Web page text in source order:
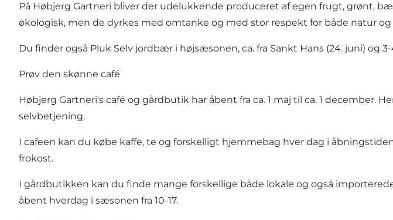
På Høbjerg Gartneri bliver der udelukkende produceret af egen frugt, grønt,
økologisk, men de dyrkes med omtanke og med stor respekt for både natur og
Du finder også Pluk Selv jordbær i højsæsonen, ca. fra Sankt Hans (24. juni) og
Prøv den skønne café
Høbjerg Gartneri's café og gårdbutik har åbent fra ca. 1 maj til ca. 1
selvbetjening.
I cafeen kan du købe kaffe, te og forskelligt hjemmebag hver dag i
frokost.
I gårdbutikken kan du finde mange forskellige både lokale og også
åbent hverdag i sæsonen fra 10-17.